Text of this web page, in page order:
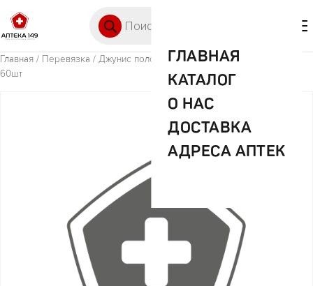
ГЛАВНАЯ
КАТАЛОГ
О НАС
ДОСТАВКА
АДРЕСА АПТЕК
Главная / Перевязка / Джунис полотенца однораз.неткан.22*20см
60шт